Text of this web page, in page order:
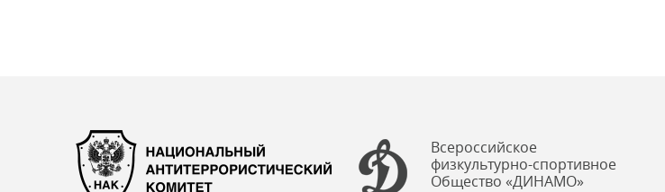
Всероссийское
физкультурно-спортивное
Общество «ДИНАМО»